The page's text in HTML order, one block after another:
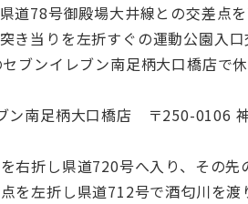
御殿場大井線との交差点を
を左折すぐの運動公園入口交
レブン南足柄大口橋店で休
ン南足柄大口橋店 〒250-0106
県道720号へ入り、その先の
し県道712号で酒匂川を渡り